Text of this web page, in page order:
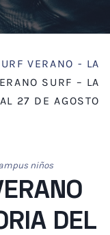
VERANO - LA
SURF – LA
27 DE AGOSTO
niños
DEL